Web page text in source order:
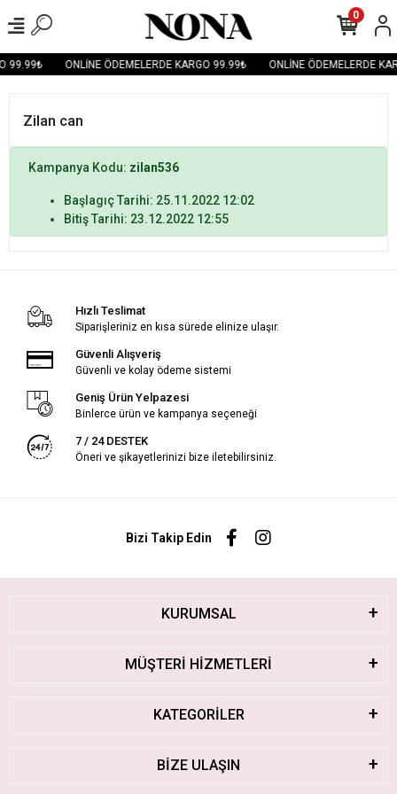
99.99₺ ONLİNE ÖDEMELERDE KARGO 99.99₺ ONLİNE ÖDEMELERDE
0
Zilan can
Kampanya Kodu: zilan536
Başlagıç Tarihi: 25.11.2022 12:02
Bitiş Tarihi: 23.12.2022 12:55
Hızlı Teslimat
Siparişleriniz en kısa sürede elinize ulaşır.
Güvenli Alışveriş
Güvenli ve kolay ödeme sistemi
Geniş Ürün Yelpazesi
Binlerce ürün ve kampanya seçeneği
7 / 24 DESTEK
Öneri ve şikayetlerinizi bize iletebilirsiniz.
Bizi Takip Edin
KURUMSAL
MÜŞTERİ HİZMETLERİ
KATEGORİLER
BİZE ULAŞIN